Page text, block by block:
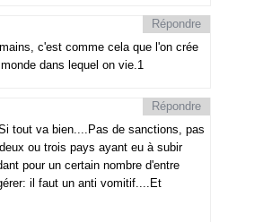
c'est comme cela que l'on crée
dans lequel on vie.1
Répondre
tout va bien....Pas de sanctions, pas
ou trois pays ayant eu à subir
pour un certain nombre d'entre
il faut un anti vomitif....Et
Répondre